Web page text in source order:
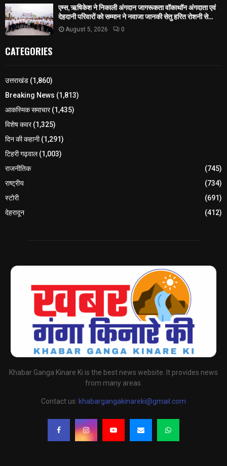
एम्स, ऋषिकेश ने निकाली अंगदान जागरूकता वॉकाथॉन अंगदाता एवं
देहदानी परिवारों को सम्मान ने नवाजा जानकी सेतु हरित रोशनी से...
August 5, 2026 0
CATEGORIES
उत्तराखंड (1,860)
Breaking News (1,813)
आकस्मिक समाचार(1,435)
विशेष कवर(1,325)
दिन की कहानी(1,291)
टिहरी गढ़वाल(1,003)
राजनीतिक
(745)
राष्ट्रीय
(734)
स्टोरी
(691)
देहरादून
(412)
Khabar Ganga Kinare Ki is the best news website. It provides news
from many areas.
Contact us: khabargangakinareki@gmail.com